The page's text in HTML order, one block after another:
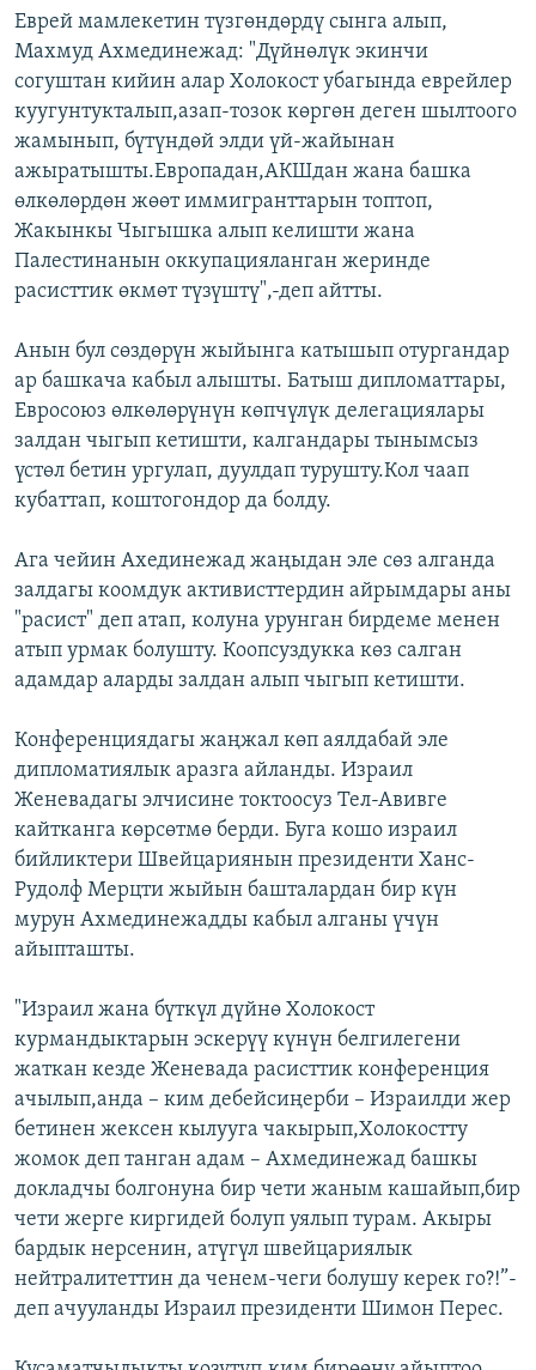
Еврей мамлекетин түзгөндөрдү сынга алып,
Махмуд Ахмединежад: "Дүйнөлүк экинчи
согуштан кийин алар Холокост убагында еврейлер
куугунтукталып,азап-тозок көргөн деген шылтоого
жамынып, бүтүндөй элди үй-жайынан
ажыратышты.Европадан,АКШдан жана башка
өлкөлөрдөн жөөт иммигранттарын топтоп,
Жакынкы Чыгышка алып келишти жана
Палестинанын оккупацияланган жеринде
расисттик өкмөт түзүштү",-деп айтты.
Анын бул сөздөрүн жыйынга катышып отургандар
ар башкача кабыл алышты. Батыш дипломаттары,
Евросоюз өлкөлөрүнүн көпчүлүк делегациялары
залдан чыгып кетишти, калгандары тынымсыз
үстөл бетин ургулап, дуулдап турушту.Кол чаап
кубаттап, коштогондор да болду.
Ага чейин Ахединежад жаңыдан эле сөз алганда
залдагы коомдук активисттердин айрымдары аны
"расист" деп атап, колуна урунган бирдеме менен
атып урмак болушту. Коопсуздукка көз салган
адамдар аларды залдан алып чыгып кетишти.
Конференциядагы жаңжал көп аялдабай эле
дипломатиялык аразга айланды. Израил
Женевадагы элчисине токтоосуз Тел-Авивге
кайтканга көрсөтмө берди. Буга кошо израил
бийликтери Швейцариянын президенти Ханс-
Рудолф Мерцти жыйын башталардан бир күн
мурун Ахмединежадды кабыл алганы үчүн
айыпташты.
"Израил жана бүткүл дүйнө Холокост
курмандыктарын эскерүү күнүн белгилегени
жаткан кезде Женевада расисттик конференция
ачылып,анда – ким дебейсиңерби – Израилди жер
бетинен жексен кылууга чакырып,Холокостту
жомок деп танган адам – Ахмединежад башкы
докладчы болгонуна бир чети жаным кашайып,бир
чети жерге киргидей болуп уялып турам. Акыры
бардык нерсенин, атүгүл швейцариялык
нейтралитеттин да ченем-чеги болушу керек го?!”-
деп ачууланды Израил президенти Шимон Перес.